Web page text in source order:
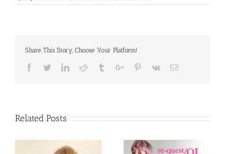
Share This Story, Choose Your Platform!
Facebook
TwitterLinkedinReddit TumblrGoogle+Pinterest
Vk Email
Related Posts